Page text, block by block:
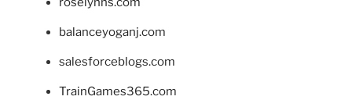
balanceyoganj.com
salesforceblogs.com
TrainGames365.com